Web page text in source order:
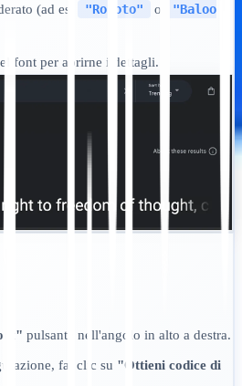
(ad es. "Roboto" o
"Baloo
font per aprirne i dettagli.
pulsante nell'angolo in alto a destra.
fai clic su "Ottieni codice di